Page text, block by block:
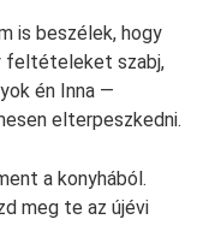
is beszélek, hogy
feltételeket szabj,
én Inna —
elterpeszkedni.
a konyhából.
meg te az újévi